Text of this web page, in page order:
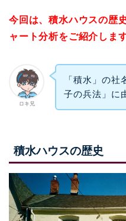
今回は、積水ハウスの歴
ャート分析をご紹介します
ロキ兄
「積水」の
子の兵法」に
積水ハウスの歴史